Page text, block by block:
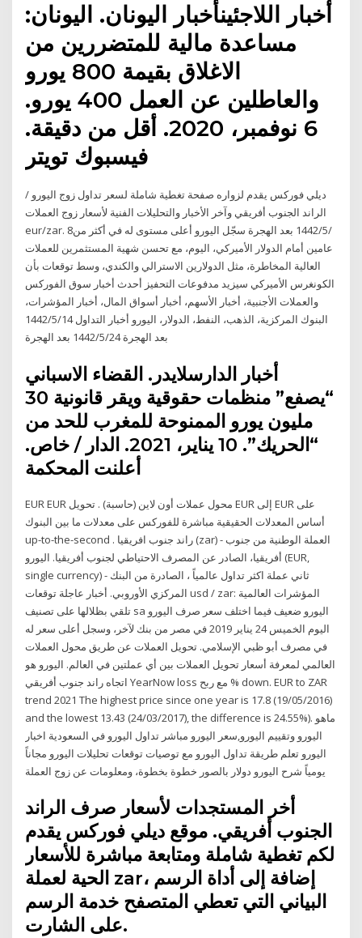
أخبار اللاجئينأخبار اليونان. اليونان:
مساعدة مالية للمتضررين من
الاغلاق بقيمة 800 يورو
والعاطلين عن العمل 400 يورو.
6 نوفمبر، 2020. أقل من دقيقة.
ديلي فوركس يقدم لزواره صفحة تغطية شاملة لسعر تداول زوج اليورو /
الراند الجنوب أفريقي وآخر الأخبار والتحليلات الفنية لأسعار زوج العملات
eur/zar. 8‏‏/5‏‏/1442 بعد الهجرة سجّل اليورو أعلى مستوى له في أكثر من
عامين أمام الدولار الأميركي، اليوم، مع تحسن شهية المستثمرين للعملات
العالية المخاطرة، مثل الدولارين الاسترالي والكندي، وسط توقعات بأن
الكونغرس الأميركي سيزيد مدفوعات التحفيز أحدث أخبار سوق الفوركس
والعملات الأجنبية، أخبار الأسهم، أخبار أسواق المال، أخبار المؤشرات،
البنوك المركزية، الذهب، النفط، الدولار، اليورو أخبار التداول 14‏‏/5‏‏/1442
بعد الهجرة 24‏‏/5‏‏/1442 بعد الهجرة
أخبار الدارسلايدر. القضاء الاسباني
“يصفع” منظمات حقوقية ويقر قانونية 30
مليون يورو الممنوحة للمغرب للحد من
“الحريك”. 10 يناير، 2021. الدار / خاص.
EUR EUR محول عملات أون لاين (حاسبة) . تحويل EUR إلى EUR على
أساس المعدلات الحقيقية مباشرة للفوركس على معدلات ما بين البنوك
up-to-the-second . راند جنوب افريقيا (zar) - العملة الوطنية من جنوب
أفريقيا، الصادر عن المصرف الاحتياطي لجنوب أفريقيا. اليورو (EUR,
single currency) - ثاني عملة اكثر تداول عالمياً ، الصادرة من البنك
المركزي الأوروبي. أخبار عاجلة توقعات usd / zar: المؤشرات العالمية
تلقي بظلالها على تصنيف sa اليورو ضعيف فيما اختلف سعر صرف اليورو
اليوم الخميس 24 يناير 2019 في مصر من بنك لآخر، وسجل أعلى سعر له
في مصرف أبو ظبي الإسلامي. تحويل العملات عن طريق محول العملات
العالمي لمعرفة أسعار تحويل العملات بين أي عملتين في العالم. اليورو هو
اتجاه راند جنوب أفريقي YearNow loss مع ربح % down. EUR to ZAR
trend 2021 The highest price since one year is 17.8 (19/05/2016)
and the lowest 13.43 (24/03/2017), the difference is 24.55%). ماهو
اليورو وتقييم اليورو,سعر اليورو مباشر تداول اليورو في السعودية اخبار
اليورو تعلم طريقة تداول اليورو مع توصيات توقعات تحليلات اليورو مجاناً
يومياً شرح اليورو دولار بالصور خطوة بخطوة، ومعلومات عن زوج العملة
أخر المستجدات لأسعار صرف الراند
الجنوب أفريقي. موقع ديلي فوركس يقدم
لكم تغطية شاملة ومتابعة مباشرة للأسعار
الحية لعملة zar، إضافة إلى أداة الرسم
البياني التي تعطي المتصفح خدمة الرسم
على الشارت.